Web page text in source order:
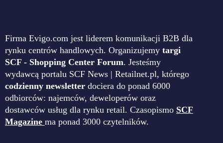
Firma Evigo.com jest liderem komunikacji B2B dla
rynku centrów handlowych. Organizujemy targi
SCF - Shopping Center Forum. Jesteśmy
wydawcą portalu SCF News | Retailnet.pl, którego
codzienny newsletter dociera do ponad 6000
odbiorców: najemców, deweloperów oraz
dostawców usług dla rynku retail. Czasopismo SCF
Magazine ma ponad 3000 czytelników.